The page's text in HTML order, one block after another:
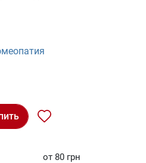
от 80 грн